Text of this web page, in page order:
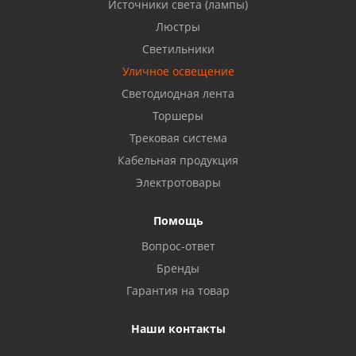
Бузулук, ул. Октябрьская, 24
Балаково, ул. Комарова, 55
Октябрьский, ул. Свердлова, 28
Азнакаево, ул. Булгар, 2. ТЦ "Акчарлак"
Стерлитамак, ул. Вокзальная, 13
Источники света (лампы)
Люстры
Светильники
Уличное освещение
Светодиодная лента
Торшеры
Трековая система
Кабельная продукция
Электротовары
Помощь
Вопрос-ответ
Бренды
Гарантия на товар
Наши контакты